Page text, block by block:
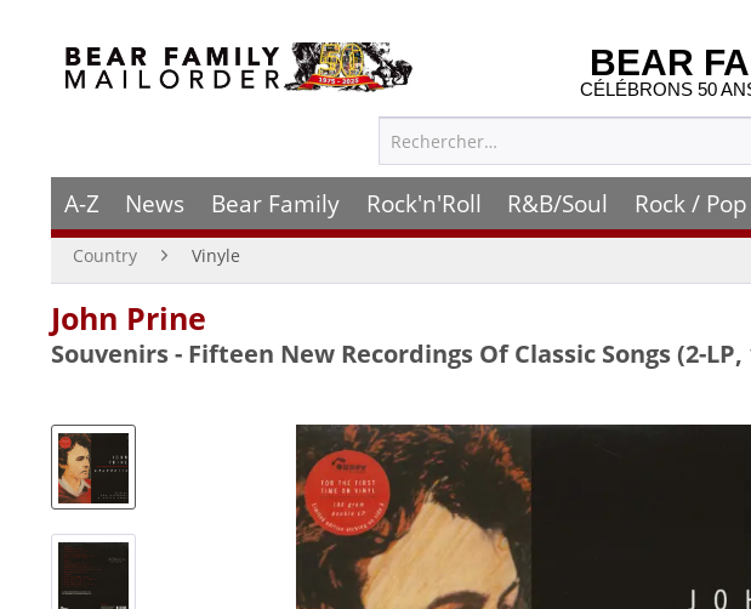
BEAR
CÉLÉBRONS 50
A-Z News Bear Family Rock'n'Roll R&B/Soul Rock / Pop
Country Vinyle
John Prine
Souvenirs - Fifteen New Recordings Of Classic Songs (2-